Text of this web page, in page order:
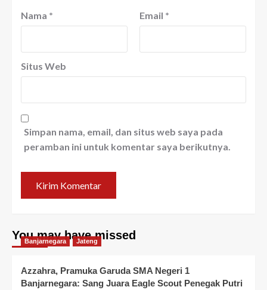
Nama * Email *
Situs Web
Simpan nama, email, dan situs web saya pada
peramban ini untuk komentar saya berikutnya.
You may have missed
Banjarnegara Jateng
Azzahra, Pramuka Garuda SMA Negeri 1
Banjarnegara: Sang Juara Eagle Scout Penegak Putri